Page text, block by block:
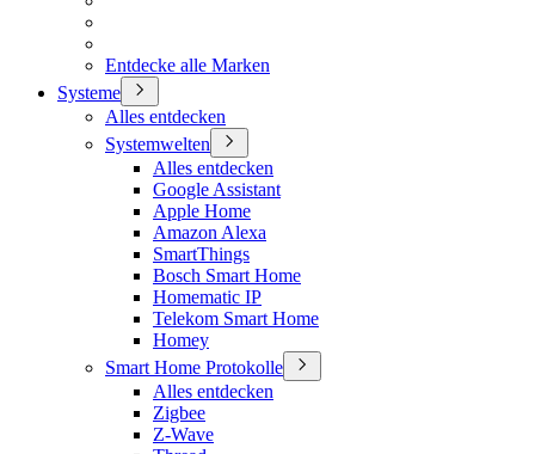
Entdecke alle Marken
Systeme
Alles entdecken
Systemwelten
Alles entdecken
Google Assistant
Apple Home
Amazon Alexa
SmartThings
Bosch Smart Home
Homematic IP
Telekom Smart Home
Homey
Smart Home Protokolle
Alles entdecken
Zigbee
Z-Wave